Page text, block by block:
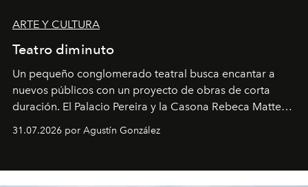
ARTE Y CULTURA
Teatro diminuto
Un pequeño conglomerado teatral busca encantar a
nuevos públicos con un proyecto de obras de corta
duración. El Palacio Pereira y la Casona Rebeca Matte
son algunos de los lugares que han albergado estas
miniobras. Sus puestas en escena son limpias; ponen el
31.07.2026 por Agustín González